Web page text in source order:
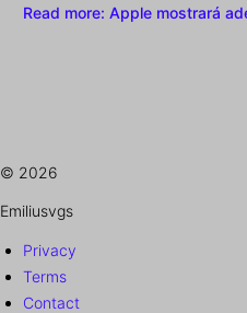
Read more: Apple mostrará
© 2026
Emiliusvgs
Privacy
Terms
Contact